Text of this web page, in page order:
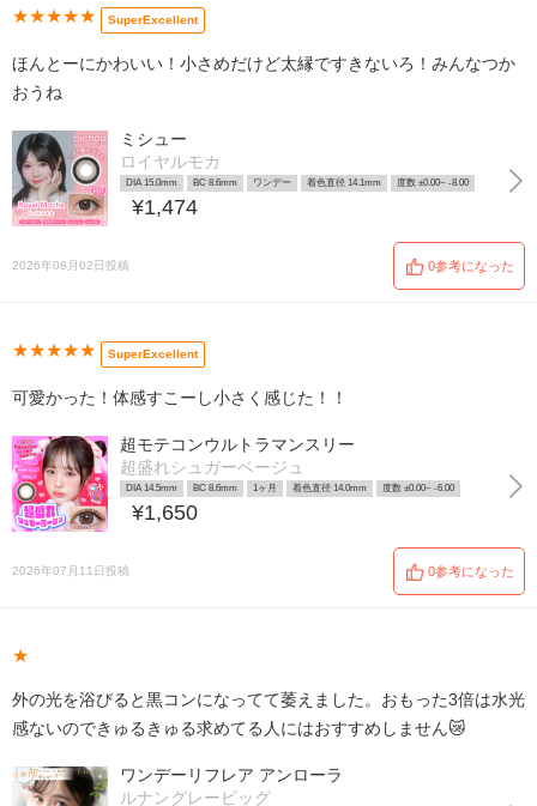
★★★★★ SuperExcellent
ほんとーにかわいい！小さめだけど太縁ですきないろ！みんなつか
おうね
ミシュー
ロイヤルモカ
DIA 15.0mm BC 8.6mm ワンデー 着色直径 14.1mm 度数 ±0.00~ -8.00
¥1,474
2026年08月02日投稿 0参考になった
★★★★★ SuperExcellent
可愛かった！体感すこーし小さく感じた！！
超モテコンウルトラマンスリー
超盛れシュガーベージュ
DIA 14.5mm BC 8.6mm 1ヶ月 着色直径 14.0mm 度数 ±0.00~ -6.00
¥1,650
2026年07月11日投稿 0参考になった
★
外の光を浴びると黒コンになってて萎えました。おもった3倍は水光
感ないのできゅるきゅる求めてる人にはおすすめしません😿
ワンデーリフレア アンローラ
ルナングレービッグ